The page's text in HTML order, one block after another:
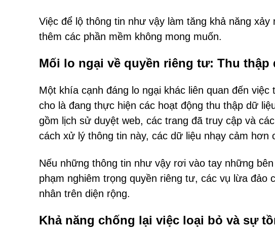
Việc để lộ thông tin như vậy làm tăng khả năng
thêm các phần mềm không mong muốn.
Mối lo ngại về quyền riêng tư: Thu thập
Một khía cạnh đáng lo ngại khác liên quan đến
cho là đang thực hiện các hoạt động thu thập dữ
gồm lịch sử duyệt web, các trang đã truy cập và
cách xử lý thông tin này, các dữ liệu nhạy cảm hơn
Nếu những thông tin như vậy rơi vào tay những
phạm nghiêm trọng quyền riêng tư, các vụ lừa đảo
nhân trên diện rộng.
Khả năng chống lại việc loại bỏ và sự